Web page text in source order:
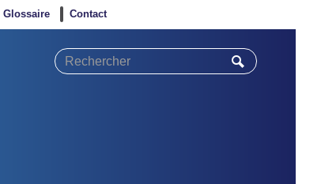
Glossaire Contact